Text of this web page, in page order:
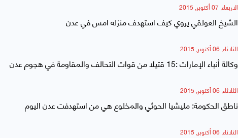
الاربعاء, 07 أكتوبر, 2015
الشيخ العولقي يروي كيف استهدف منزله امس في عدن
الثلاثاء, 06 أكتوبر, 2015
وكالة أنباء الإمارات :15 قتيلا من قوات التحالف والمقاومة في هجوم عدن
الثلاثاء, 06 أكتوبر, 2015
ناطق الحكومة: مليشيا الحوثي والمخلوع هي من استهدفت عدن اليوم
الثلاثاء, 06 أكتوبر, 2015